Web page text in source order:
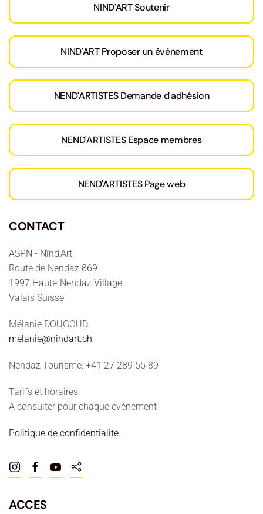
NIND'ART Soutenir
NIND'ART Proposer un événement
NEND'ARTISTES Demande d'adhésion
NEND'ARTISTES Espace membres
NEND'ARTISTES Page web
CONTACT
ASPN - Nînd'Art
Route de Nendaz 869
1997 Haute-Nendaz Village
Valais Suisse
Mélanie DOUGOUD
melanie@nindart.ch
Nendaz Tourisme: +41 27 289 55 89
Tarifs et horaires
A consulter pour chaque événement
Politique de confidentialité
ACCES